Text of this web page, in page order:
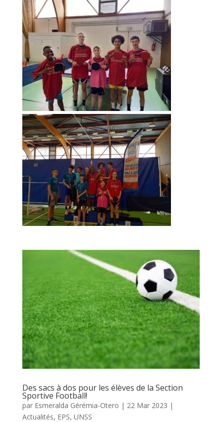
Des sacs à dos pour les élèves de la Section
Sportive Football!
par Esmeralda Gérémia-Otero | 22 Mar 2023 |
Actualités, EPS, UNSS